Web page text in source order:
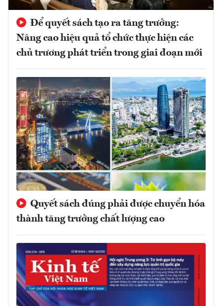
Để quyết sách tạo ra tăng trưởng:
Nâng cao hiệu quả tổ chức thực hiện các
chủ trương phát triển trong giai đoạn mới
Quyết sách đúng phải được chuyển hóa
thành tăng trưởng chất lượng cao